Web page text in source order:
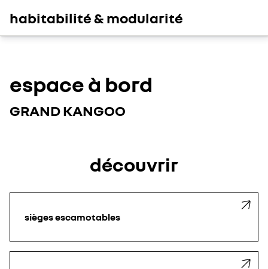
habitabilité & modularité
espace à bord
GRAND KANGOO
découvrir
sièges escamotables